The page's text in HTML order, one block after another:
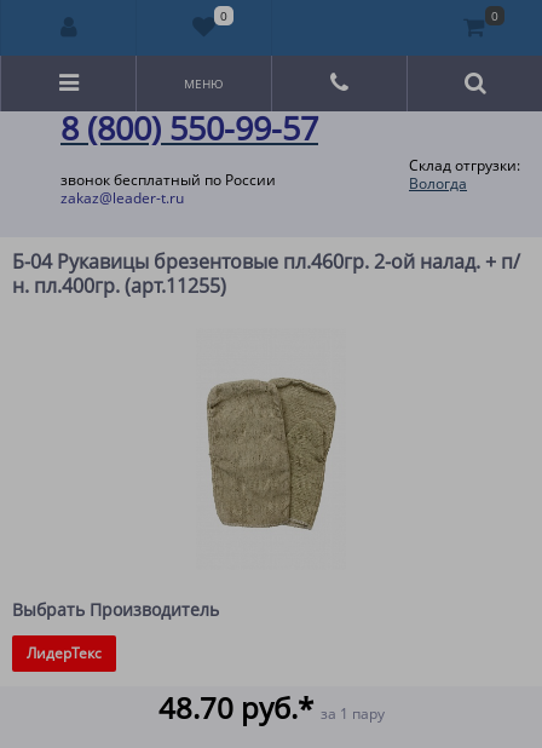
8 (800) 550-99-57
звонок бесплатный по России
zakaz@leader-t.ru
Склад отгрузки:
Вологда
МЕНЮ
Б-04 Рукавицы брезентовые пл.460гр. 2-ой налад. + п/
н. пл.400гр. (арт.11255)
Выбрать Производитель
ЛидерТекс
48.70 руб.* за 1 пару
0 0